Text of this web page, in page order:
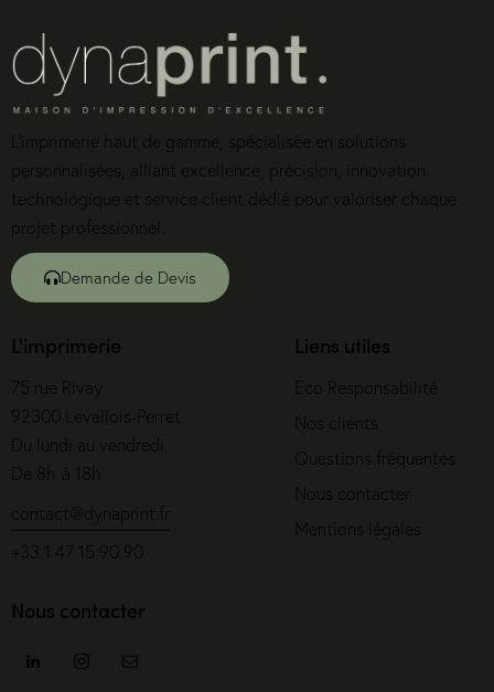
L’imprimerie haut de gamme, spécialisée en solutions
personnalisées, alliant excellence, précision, innovation
technologique et service client dédié pour valoriser chaque
projet professionnel.
Demande de Devis
L'imprimerie
75 rue Rivay
92300 Levallois-Perret
Du lundi au vendredi
De 8h à 18h
contact@dynaprint.fr
+33 1 47 15 90 90
Liens utiles
Eco Responsabilité
Nos clients
Questions fréquentes
Nous contacter
Mentions légales
Nous contacter